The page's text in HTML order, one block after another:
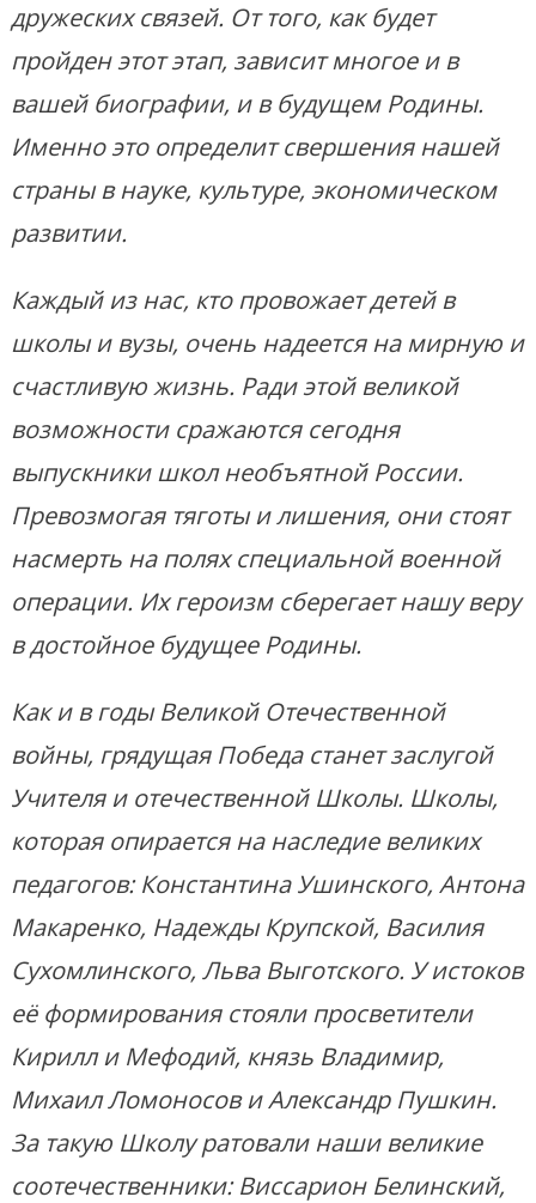
дружеских связей. От того, как будет
пройден этот этап, зависит многое и в
вашей биографии, и в будущем Родины.
Именно это определит свершения нашей
страны в науке, культуре, экономическом
развитии.
Каждый из нас, кто провожает детей в
школы и вузы, очень надеется на мирную и
счастливую жизнь. Ради этой великой
возможности сражаются сегодня
выпускники школ необъятной России.
Превозмогая тяготы и лишения, они стоят
насмерть на полях специальной военной
операции. Их героизм сберегает нашу веру
в достойное будущее Родины.
Как и в годы Великой Отечественной
войны, грядущая Победа станет заслугой
Учителя и отечественной Школы. Школы,
которая опирается на наследие великих
педагогов: Константина Ушинского, Антона
Макаренко, Надежды Крупской, Василия
Сухомлинского, Льва Выготского. У истоков
её формирования стояли просветители
Кирилл и Мефодий, князь Владимир,
Михаил Ломоносов и Александр Пушкин.
За такую Школу ратовали наши великие
соотечественники: Виссарион Белинский,